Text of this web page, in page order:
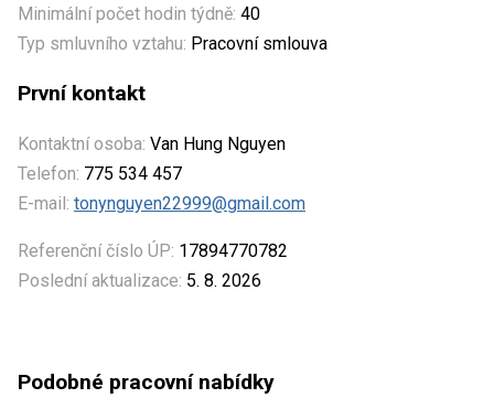
Minimální počet hodin týdně: 40
Typ smluvního vztahu: Pracovní smlouva
První kontakt
Kontaktní osoba: Van Hung Nguyen
Telefon: 775 534 457
E-mail: tonynguyen22999@gmail.com
Referenční číslo ÚP: 17894770782
Poslední aktualizace: 5. 8. 2026
Podobné pracovní nabídky